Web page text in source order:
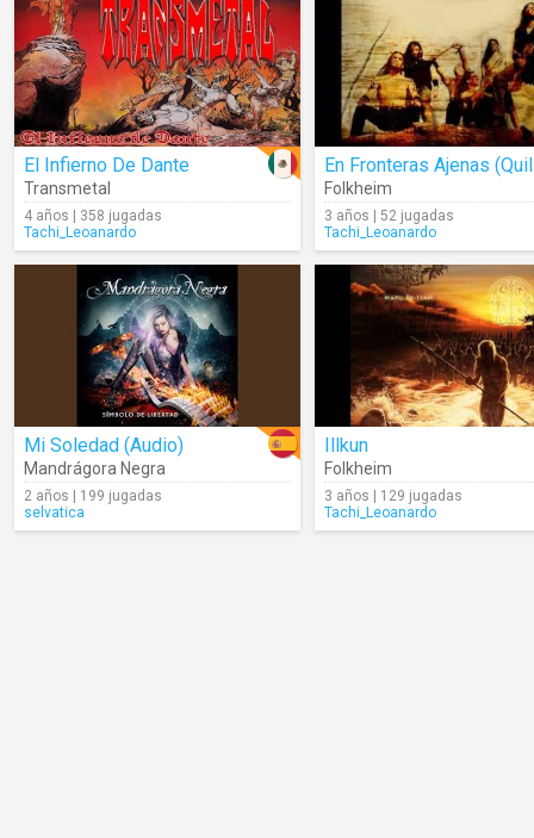
El Infierno De Dante
Transmetal
4 años | 358 jugadas
Tachi_Leoanardo
Folkheim
3 años | 52 jugadas
Tachi_Leoanardo
Mi Soledad (Audio)
Mandrágora Negra
2 años | 199 jugadas
selvatica
Illkun
Folkheim
3 años | 129 jugadas
Tachi_Leoanardo